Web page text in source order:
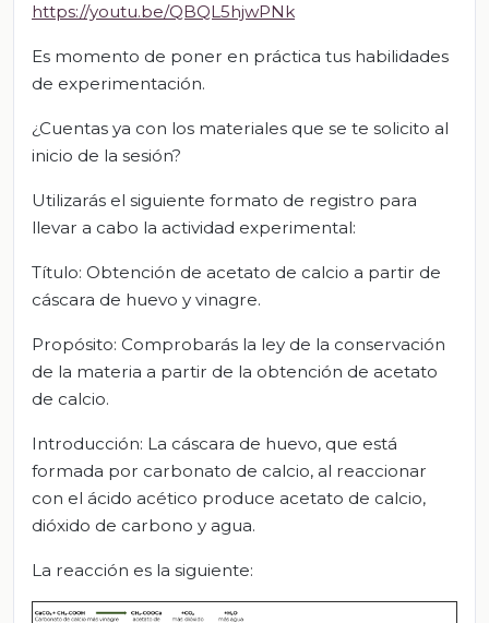
https://youtu.be/QBQL5hjwPNk
Es momento de poner en práctica tus habilidades
de experimentación.
¿Cuentas ya con los materiales que se te solicito al
inicio de la sesión?
Utilizarás el siguiente formato de registro para
llevar a cabo la actividad experimental:
Título: Obtención de acetato de calcio a partir de
cáscara de huevo y vinagre.
Propósito: Comprobarás la ley de la conservación
de la materia a partir de la obtención de acetato
de calcio.
Introducción: La cáscara de huevo, que está
formada por carbonato de calcio, al reaccionar
con el ácido acético produce acetato de calcio,
dióxido de carbono y agua.
La reacción es la siguiente: